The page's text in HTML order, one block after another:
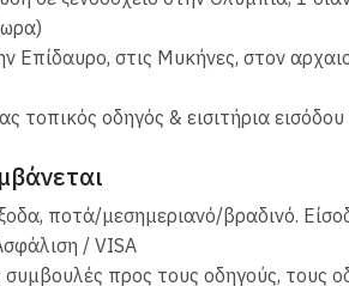
μέσω Ναυπλίου
Περιφέρεια Κορινθίας,
της Κορίνθου. Εκεί θα
της Επιδαύρου:Επόμενος
θέατρο στην Ελλάδα.
Επίδαυρο, στις Μυκήνες, στον
τοπικός οδηγός & εισιτήρια
ποτά/μεσημεριανό/βραδινό.
/ VISA
συμβουλές προς τους οδηγούς, τους